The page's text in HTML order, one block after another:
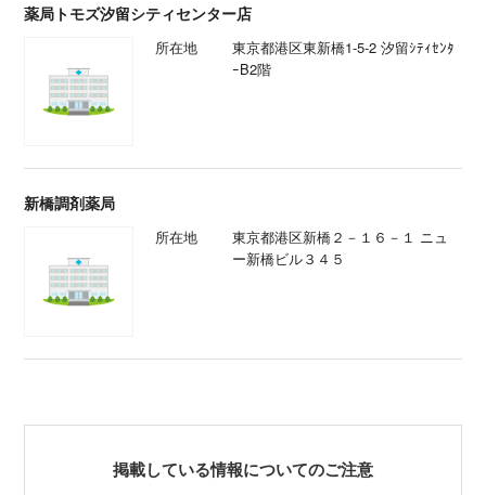
薬局トモズ汐留シティセンター店
所在地
東京都港区東新橋1-5-2 汐留ｼﾃｨｾﾝﾀ
ｰB2階
新橋調剤薬局
所在地
東京都港区新橋２－１６－１ ニュ
ー新橋ビル３４５
掲載している情報についてのご注意